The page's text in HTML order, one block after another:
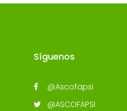
Síguenos
@Ascofapsi
@ASCOFAPSI